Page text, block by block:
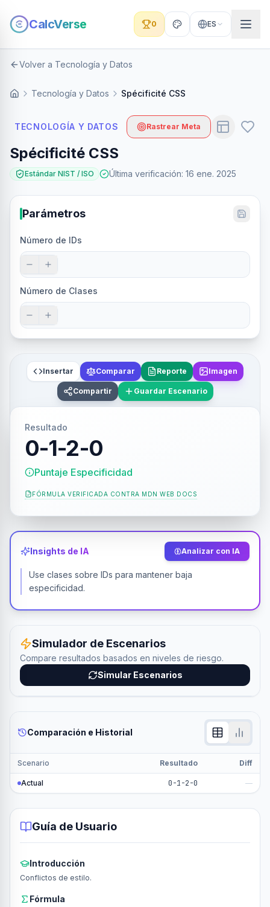
CalcVerse 0 ES
Volver a Tecnología y Datos
Tecnología y Datos Spécificité CSS
TECNOLOGÍA Y DATOS Rastrear Meta
Spécificité CSS
Estándar NIST / ISO Última verificación: 16 ene. 2025
Parámetros
Número de IDs
Número de Clases
Insertar Comparar Reporte Imagen
Compartir Guardar Escenario
Resultado
0-1-2-0
Puntaje Especificidad
FÓRMULA VERIFICADA CONTRA MDN WEB DOCS
Insights de IA Analizar con IA
Use clases sobre IDs para mantener baja
especificidad.
Simulador de Escenarios
Compare resultados basados en niveles de riesgo.
Simular Escenarios
Comparación e Historial
Scenario Resultado Diff
Actual 0-1-2-0 —
Guía de Usuario
Introducción
Conflictos de estilo.
Fórmula